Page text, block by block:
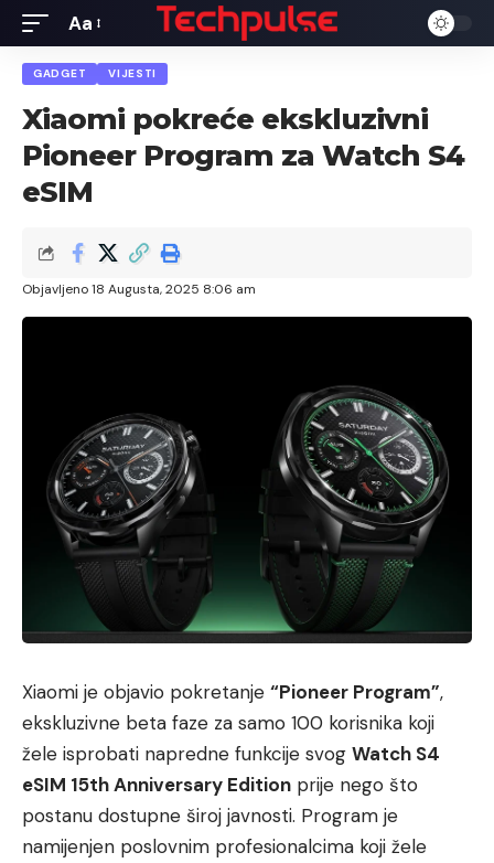
Font
Resizer
Aa
GADGET VIJESTI
Xiaomi pokreće ekskluzivni
Pioneer Program za Watch S4
eSIM
Objavljeno 18 Augusta, 2025 8:06 am
Xiaomi je objavio pokretanje “Pioneer Program”,
ekskluzivne beta faze za samo 100 korisnika koji
žele isprobati napredne funkcije svog Watch S4
eSIM 15th Anniversary Edition prije nego što
postanu dostupne široj javnosti. Program je
namijenjen poslovnim profesionalcima koji žele